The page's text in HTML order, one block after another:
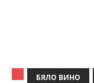
БЯЛО ВИНО